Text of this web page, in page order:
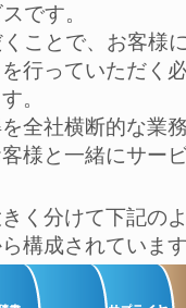
です。
ことで、お客様
行っていただく
。
全社横断的な業
様と一緒にサー
く分けて下記の
構成されていま